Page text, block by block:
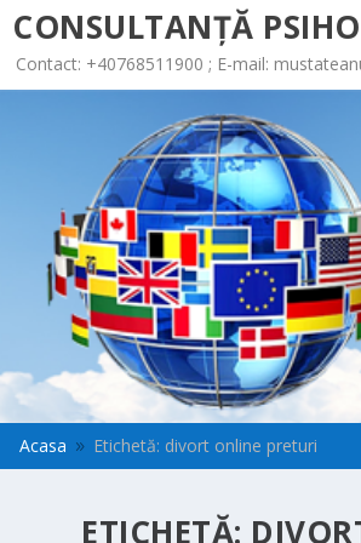
CONSULTANȚĂ
Contact: +40768511900 ; E-mail:
Acasa 9 Etichetă: divort online preturi
ETICHETĂ: